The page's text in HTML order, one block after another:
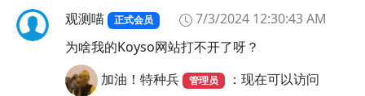
观测喵 正式会员
7/3/2024 12:30:43 AM
为啥我的Koyso网站打不开了呀？
加油！特种兵
管理员
：现在可以访问